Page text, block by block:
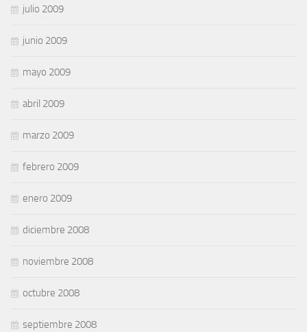
julio 2009
junio 2009
mayo 2009
abril 2009
marzo 2009
febrero 2009
enero 2009
diciembre 2008
noviembre 2008
octubre 2008
septiembre 2008